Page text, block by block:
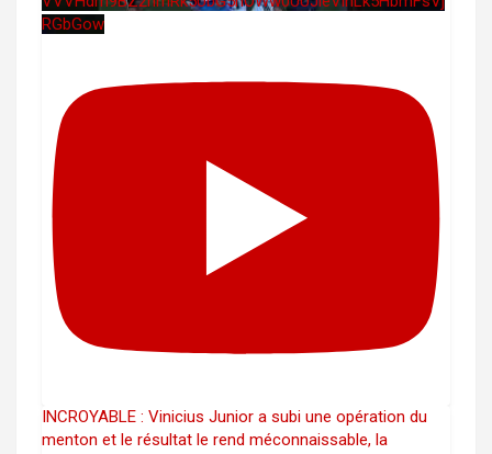
RGbGow
INCROYABLE : Vinicius Junior a subi une opération du
menton et le résultat le rend méconnaissable, la